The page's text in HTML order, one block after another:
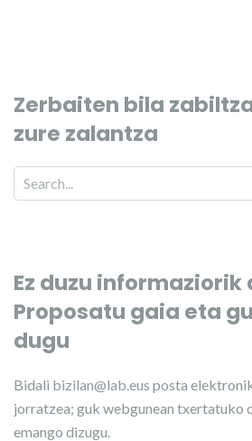
Zerbaiten bila
zure zalantza
Ez duzu informaziorik
Proposatu gaia eta
dugu
Bidali bizilan@lab.eus posta
jorratzea; guk webgunean txertatuko
emango dizugu.